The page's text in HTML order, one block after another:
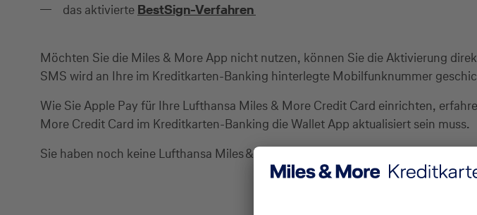
das aktivierte BestSign-Verfahren
Möchten Sie die Miles & More App nicht nutzen, können Sie die Aktivierung
SMS wird an Ihre im Kreditkarten-Banking hinterlegte Mobilfunknummer
Wie Sie Apple Pay für Ihre Lufthansa Miles & More Credit Card einrichten,
More Credit Card im Kreditkarten-Banking die Wallet App aktualisiert sein muss.
Sie haben noch keine Lufthansa Miles & More Credit Card? Jetzt einfach